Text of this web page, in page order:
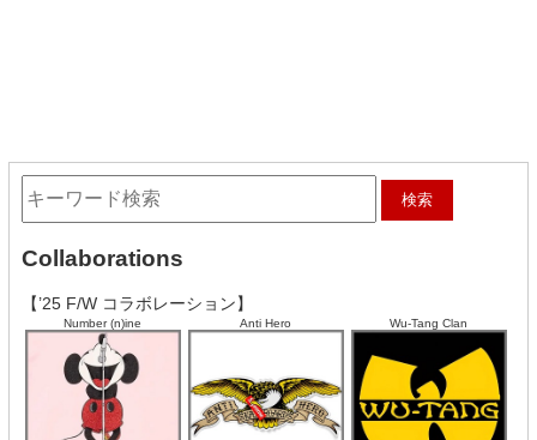
Collaborations
【’25 F/W コラボレーション】
Number (n)ine Anti Hero Wu-Tang Clan